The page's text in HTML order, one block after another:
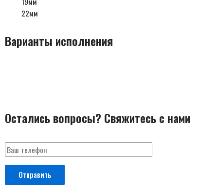
22мм
Варианты исполнения
Остались вопросы? Свяжитесь с нами